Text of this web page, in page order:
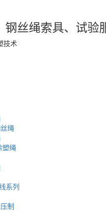
丝绳索具、试验
技术
绳
塑绳
系列
制